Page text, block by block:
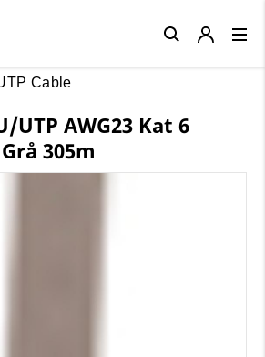
Cable
UTP AWG23 Kat 6
305m
Close